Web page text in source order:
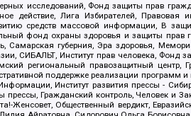
исследований, Фонд защиты прав
Лига Избирателей, Правовая
средств массовой информации, В
фонд охраны здоровья и защиты
Самарская губерния, Эра здоровья,
СИБАЛЬТ, Институт прав человека, Фонд
региональный правозащитный центр,
поддержке реализации программ и
Институт развития прессы -
Гражданский контроль, Человек и
Общественный вердикт,